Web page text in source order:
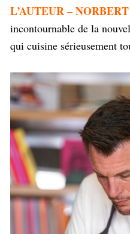
L’AUTEUR –
incontournable de la
qui cuisine sérieusement